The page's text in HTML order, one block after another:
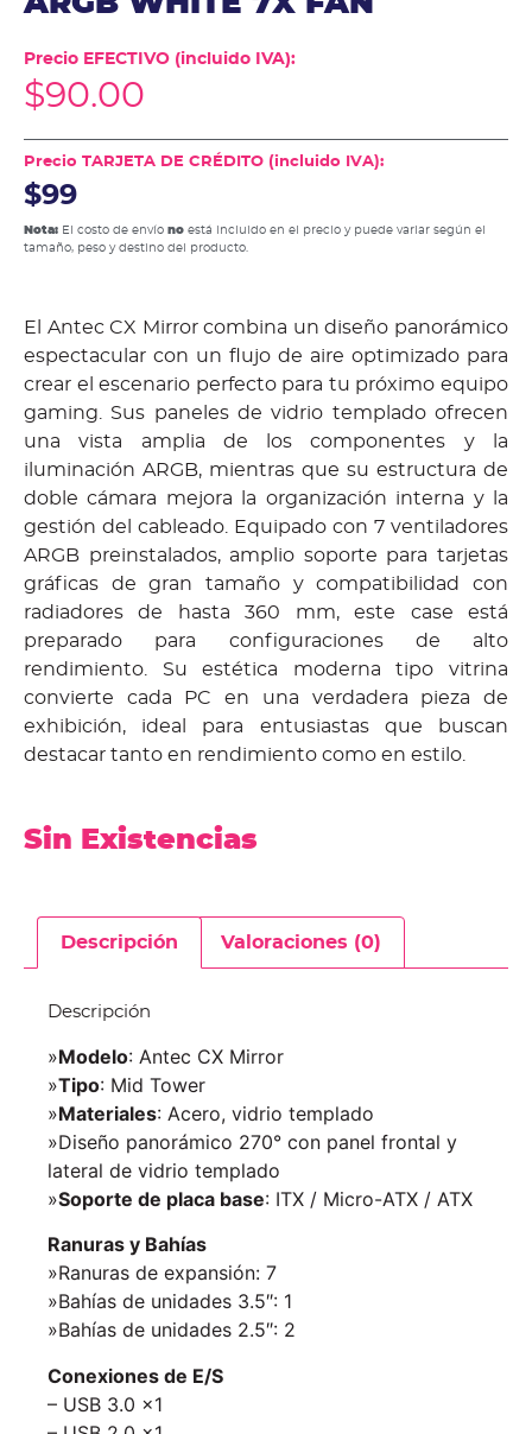
Precio EFECTIVO (incluido IVA):
$90.00
Precio TARJETA DE CRÉDITO (incluido IVA):
$99
Nota: El costo de envío no está incluido en el precio y puede variar según el
tamaño, peso y destino del producto.
El Antec CX Mirror combina un diseño panorámico
espectacular con un flujo de aire optimizado para
crear el escenario perfecto para tu próximo equipo
gaming. Sus paneles de vidrio templado ofrecen
una vista amplia de los componentes y la
iluminación ARGB, mientras que su estructura de
doble cámara mejora la organización interna y la
gestión del cableado. Equipado con 7 ventiladores
ARGB preinstalados, amplio soporte para tarjetas
gráficas de gran tamaño y compatibilidad con
radiadores de hasta 360 mm, este case está
preparado para configuraciones de alto
rendimiento. Su estética moderna tipo vitrina
convierte cada PC en una verdadera pieza de
exhibición, ideal para entusiastas que buscan
destacar tanto en rendimiento como en estilo.
Sin Existencias
Descripción Valoraciones (0)
Descripción
»Modelo: Antec CX Mirror
»Tipo: Mid Tower
»Materiales: Acero, vidrio templado
»Diseño panorámico 270° con panel frontal y
lateral de vidrio templado
»Soporte de placa base: ITX / Micro-ATX / ATX
Ranuras y Bahías
»Ranuras de expansión: 7
»Bahías de unidades 3.5″: 1
»Bahías de unidades 2.5″: 2
Conexiones de E/S
– USB 3.0 x1